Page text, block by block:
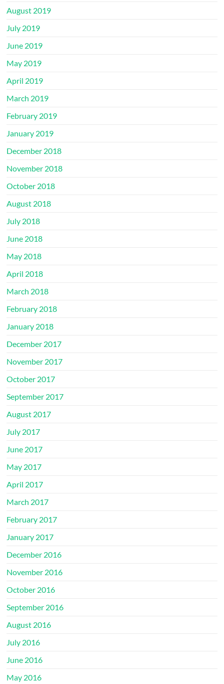
August 2019
July 2019
June 2019
May 2019
April 2019
March 2019
February 2019
January 2019
December 2018
November 2018
October 2018
August 2018
July 2018
June 2018
May 2018
April 2018
March 2018
February 2018
January 2018
December 2017
November 2017
October 2017
September 2017
August 2017
July 2017
June 2017
May 2017
April 2017
March 2017
February 2017
January 2017
December 2016
November 2016
October 2016
September 2016
August 2016
July 2016
June 2016
May 2016